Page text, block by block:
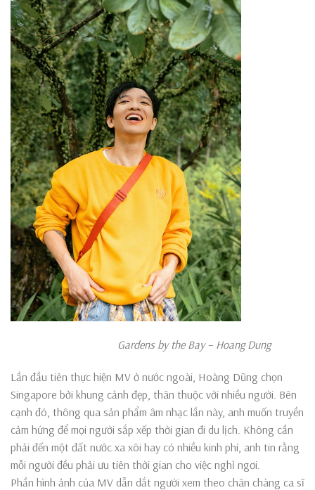
Gardens by the Bay – Hoang Dung
Lần đầu tiên thực hiện MV ở nước ngoài, Hoàng Dũng chọn
Singapore bởi khung cảnh đẹp, thân thuộc với nhiều người. Bên
cạnh đó, thông qua sản phẩm âm nhạc lần này, anh muốn truyền
cảm hứng để mọi người sắp xếp thời gian đi du lịch. Không cần
phải đến một đất nước xa xôi hay có nhiều kinh phí, anh tin rằng
mỗi người đều phải ưu tiên thời gian cho việc nghỉ ngơi.
Phần hình ảnh của MV dẫn dắt người xem theo chân chàng ca sĩ